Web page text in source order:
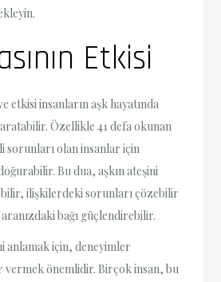
Etkisi
etkisi insanların aşk hayatında
Özellikle 41 defa okunan
sorunları olan insanlar için
Bu dua, aşkın ateşini
ilişkilerdeki sorunları çözebilir
bağı güçlendirebilir.
anlamak için, deneyimler
önemlidir. Birçok insan, bu